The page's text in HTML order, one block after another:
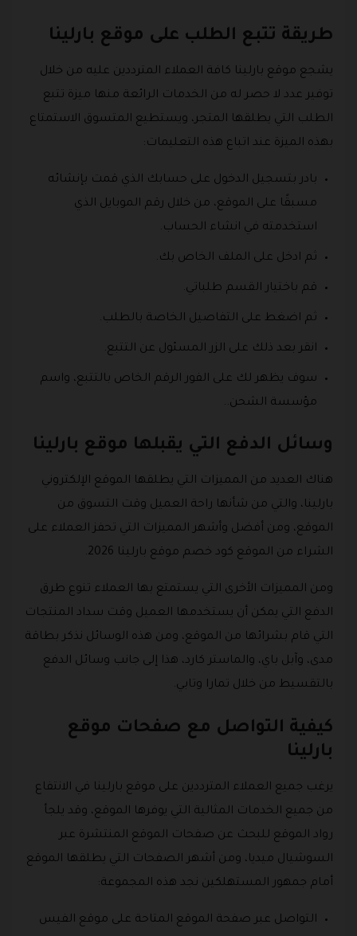
طريقة تتبع الطلب على موقع بارلينا
يشجع موقع بارلينا كافة العملاء المترددين عليه من خلال
توفير عدد لا حصر له من الخدمات الرائعة منها ميزة تتبع
الطلب التي يطلقها المتجر، ويستطيع المتسوق الاستمتاع
بهذه الميزة عند اتباع هذه التعليمات:
بادر بتسجيل الدخول على حسابك الذي قمت بإنشائه
مسبقًا على الموقع، من خلال رقم الموبايل الذي
استخدمته في انشاء الحساب.
ثم ادخل على الملف الخاص بك.
قم باختيار القسم طلباتي.
ثم اضغط على التفاصيل الخاصة بالطلب.
انقر بعد ذلك على الزر المسئول عن التتبع.
سوف يظهر لك على الفور الرقم الخاص بالتتبع، واسم
مؤسسة الشحن..
وسائل الدفع التي يقبلها موقع بارلينا
هناك العديد من المميزات التي يطلقها الموقع الإلكتروني
بارلينا، والتي من شأنها راحة العميل وقت التسوق من
الموقع، ومن أفضل وأشهر المميزات التي تحفز العملاء على
الشراء من الموقع كود خصم موقع بارلينا 2026.
ومن المميزات الأخرى التي يستمتع بها العملاء تنوع طرق
الدفع التي يمكن أن يستخدمها العميل وقت سداد المنتجات
التي قام بشرائها من الموقع، ومن هذه الوسائل نذكر بطاقة
مدى، وآبل باي، والماستر كارد، هذا إلى جانب وسائل الدفع
بالتقسيط من خلال تمارا وتابي.
كيفية التواصل مع صفحات موقع
بارلينا
يرغب جميع العملاء المترددين على موقع بارلينا في الانتفاع
من جميع الخدمات المثالية التي يوفرها الموقع، وقد يلجأ
رواد الموقع للبحث عن صفحات الموقع المنتشرة عبر
السوشيال ميديا، ومن أشهر الصفحات التي يطلقها الموقع
أمام جمهور المستهلكين نجد هذه المجموعة:
التواصل عبر صفحة الموقع المتاحة على موقع الفيس